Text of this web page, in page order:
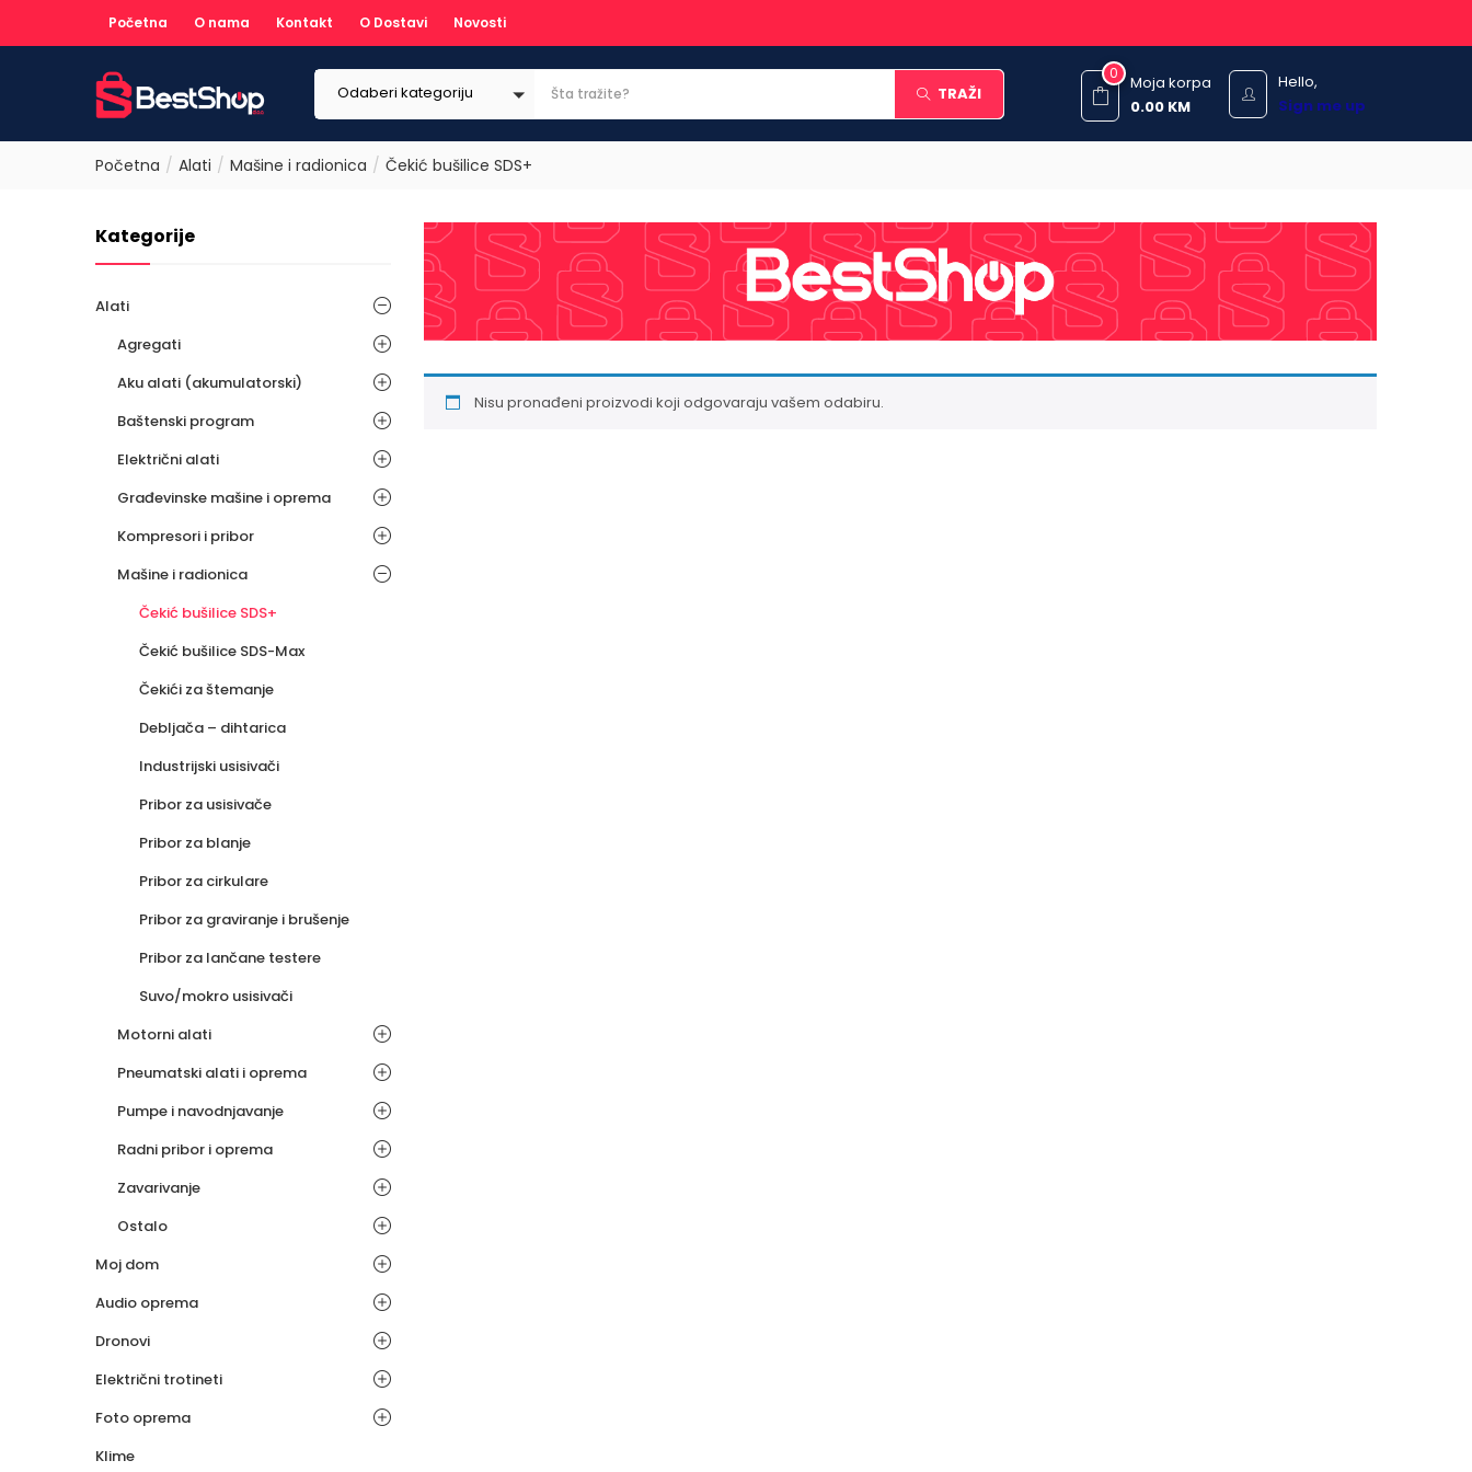
Početna O nama Kontakt O Dostavi Novosti
Odaberi kategoriju TRAŽI
Hello,
Sign me up
0
Moja korpa
0.00 KM
Početna Alati Mašine i radionica Čekić bušilice SDS+
Nisu pronađeni proizvodi koji odgovaraju vašem odabiru.
Kategorije
Alati
Agregati
Aku alati (akumulatorski)
Baštenski program
Električni alati
Građevinske mašine i oprema
Kompresori i pribor
Mašine i radionica
Čekić bušilice SDS+
Čekić bušilice SDS-Max
Čekići za štemanje
Debljača – dihtarica
Industrijski usisivači
Pribor za usisivače
Pribor za blanje
Pribor za cirkulare
Pribor za graviranje i brušenje
Pribor za lančane testere
Suvo/mokro usisivači
Motorni alati
Pneumatski alati i oprema
Pumpe i navodnjavanje
Radni pribor i oprema
Zavarivanje
Ostalo
Moj dom
Audio oprema
Dronovi
Električni trotineti
Foto oprema
Klime